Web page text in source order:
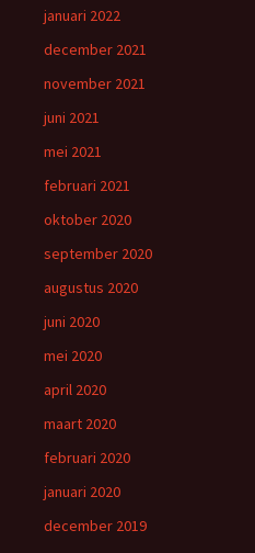
januari 2022
december 2021
november 2021
juni 2021
mei 2021
februari 2021
oktober 2020
september 2020
augustus 2020
juni 2020
mei 2020
april 2020
maart 2020
februari 2020
januari 2020
december 2019